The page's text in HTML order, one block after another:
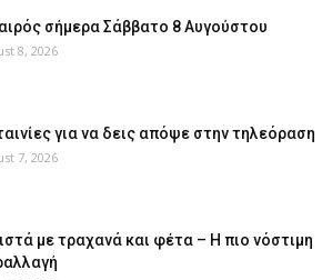
σήμερα Σάββατο 8 Αυγούστου
8, 2026
για να δεις απόψε στην τηλεόραση
7, 2026
με τραχανά και φέτα – Η πιο νόστιμη